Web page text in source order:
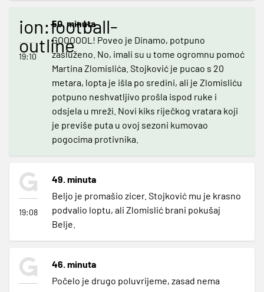
ion:football-
outline
19:10
50. minuta
GOOOOOL! Poveo je Dinamo, potpuno
zasluženo. No, imali su u tome ogromnu pomoć
Martina Zlomislića. Stojković je pucao s 20
metara, lopta je išla po sredini, ali je Zlomisliću
potpuno neshvatljivo prošla ispod ruke i
odsjela u mreži. Novi kiks riječkog vratara koji
je previše puta u ovoj sezoni kumovao
pogocima protivnika.
19:08
49. minuta
Beljo je promašio zicer. Stojković mu je krasno
podvalio loptu, ali Zlomislić brani pokušaj
Belje.
46. minuta
Počelo je drugo poluvrijeme, zasad nema